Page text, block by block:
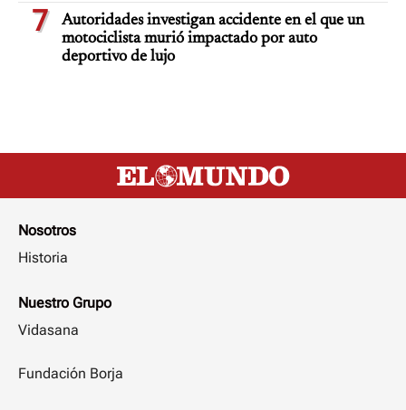
7
Autoridades investigan accidente en el que un
motociclista murió impactado por auto
deportivo de lujo
Nosotros
Historia
Nuestro Grupo
Vidasana
Fundación Borja